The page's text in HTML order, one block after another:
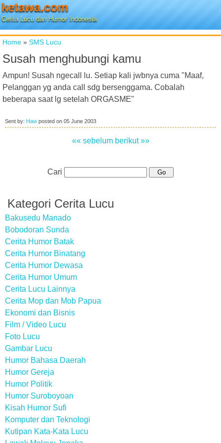
ketawa.com
Cerita Lucu dan Humor Indonesia
Home » SMS Lucu
Susah menghubungi kamu
Ampun! Susah ngecall lu. Setiap kali jwbnya cuma "Maaf,
Pelanggan yg anda call sdg bersenggama. Cobalah
beberapa saat lg setelah ORGASME"
Sent by: Haw posted on 05 June 2003
«« sebelum berikut »»
Cari
Kategori Cerita Lucu
Bakusedu Manado
Bobodoran Sunda
Cerita Humor Batak
Cerita Humor Binatang
Cerita Humor Dewasa
Cerita Humor Umum
Cerita Lucu Lainnya
Cerita Mop dan Mob Papua
Ekonomi dan Bisnis
Film / Video Lucu
Foto Lucu
Gambar Lucu
Humor Bahasa Daerah
Humor Gereja
Humor Politik
Humor Suroboyoan
Kisah Humor Sufi
Komputer dan Teknologi
Kutipan Kata-Kata Lucu